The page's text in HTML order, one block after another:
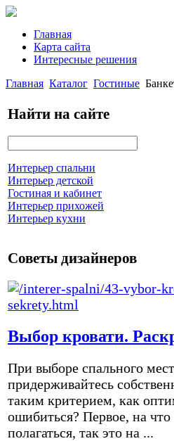
Главная
Карта сайта
Интересные решения
Главная Каталог Гостиные
Найти на сайте
Интерьер спальни
Интерьер детской
Гостиная и кабинет
Интерьер прихожей
Интерьер кухни
Советы дизайнеров
Выбор кровати.
При выборе спального
придерживайтесь
таким критерием, как
ошибиться? Первое, на
полагаться, так это на ...